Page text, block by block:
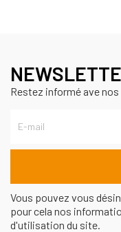
Restez informé ave
Vous pouvez vous
pour cela nos
d'utilisation du site.